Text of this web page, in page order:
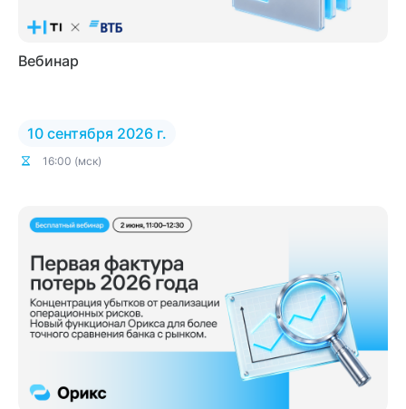
Вебинар
10 сентября 2026 г.
16:00 (мск)